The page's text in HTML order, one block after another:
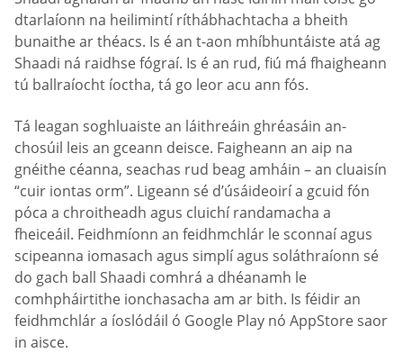
dtarlaíonn na heilimintí ríthábhachtacha a bheith
bunaithe ar théacs. Is é an t-aon mhíbhuntáiste atá ag
Shaadi ná raidhse fógraí. Is é an rud, fiú má fhaigheann
tú ballraíocht íoctha, tá go leor acu ann fós.
Tá leagan soghluaiste an láithreáin ghréasáin an-
chosúil leis an gceann deisce. Faigheann an aip na
gnéithe céanna, seachas rud beag amháin – an cluaisín
“cuir iontas orm”. Ligeann sé d’úsáideoirí a gcuid fón
póca a chroitheadh agus cluichí randamacha a
fheiceáil. Feidhmíonn an feidhmchlár le sconnaí agus
scipeanna iomasach agus simplí agus soláthraíonn sé
do gach ball Shaadi comhrá a dhéanamh le
comhpháirtithe ionchasacha am ar bith. Is féidir an
feidhmchlár a íoslódáil ó Google Play nó AppStore saor
in aisce.